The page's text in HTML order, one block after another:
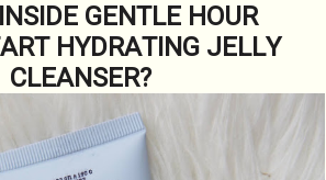
GENTLE HOUR
HYDRATING JELLY
CLEANSER?